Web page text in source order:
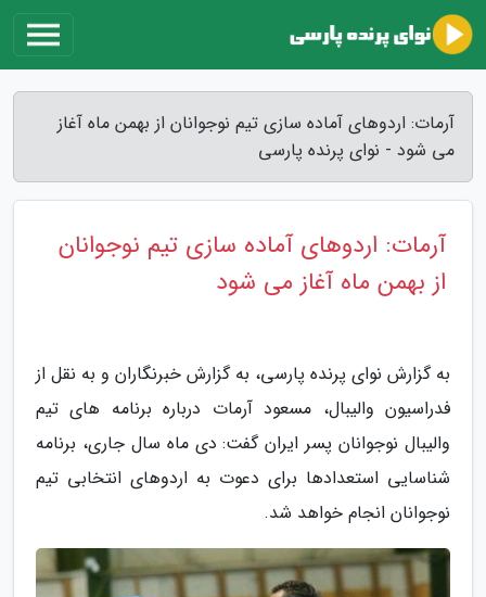
آرمات: اردوهای آماده سازی تیم نوجوانان از بهمن ماه آغاز
می شود - نوای پرنده پارسی
آرمات: اردوهای آماده سازی تیم نوجوانان
از بهمن ماه آغاز می شود
به گزارش نوای پرنده پارسی، به گزارش خبرنگاران و به نقل از
فدراسیون والیبال، مسعود آرمات درباره برنامه های تیم
والیبال نوجوانان پسر ایران گفت: دی ماه سال جاری، برنامه
شناسایی استعدادها برای دعوت به اردوهای انتخابی تیم
نوجوانان انجام خواهد شد.